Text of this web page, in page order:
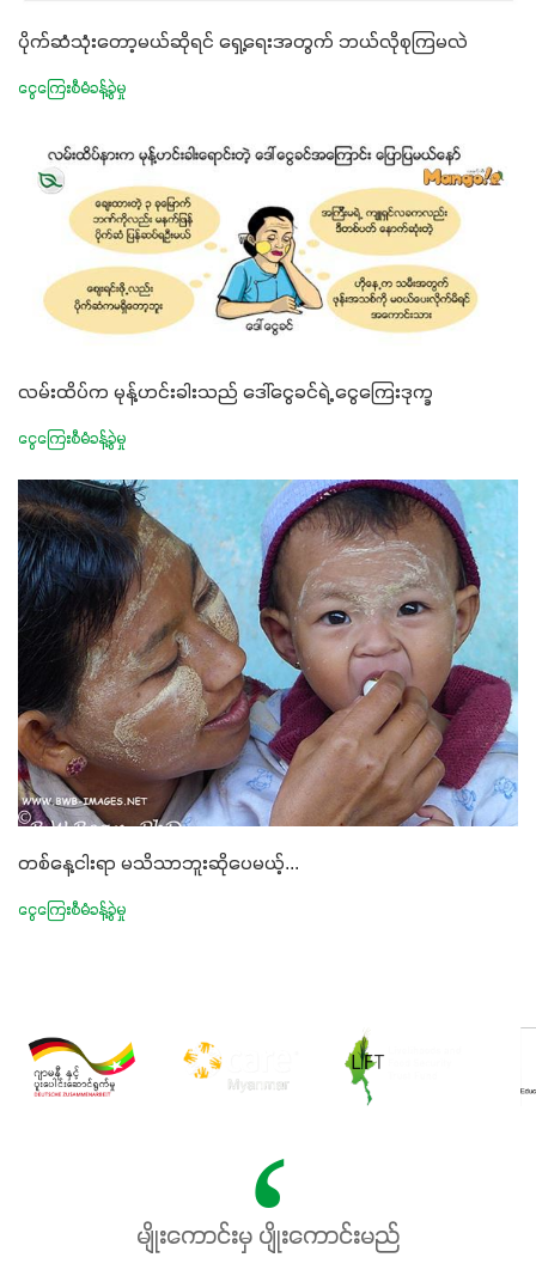
ပိုက်ဆံသုံးတော့မယ်ဆိုရင် ရှေ့ရေးအတွက် ဘယ်လိုစုကြမလဲ
ငွေကြေးစီမံခန့်ခွဲမှု
လမ်းထိပ်က မုန့်ဟင်းခါးသည် ဒေါ်ငွေခင်ရဲ့ ငွေကြေးဒုက္ခ
ငွေကြေးစီမံခန့်ခွဲမှု
တစ်နေ့ငါးရာ မသိသာဘူးဆိုပေမယ့်...
ငွေကြေးစီမံခန့်ခွဲမှု
မျိုးကောင်းမှ ပျိုးကောင်းမည်